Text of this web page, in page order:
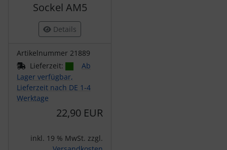
Sockel AM5
Details
Artikelnummer 21889
Lieferzeit:
Ab
Lager verfügbar,
Lieferzeit nach DE 1-4
Werktage
22,90 EUR
inkl. 19 % MwSt. zzgl.